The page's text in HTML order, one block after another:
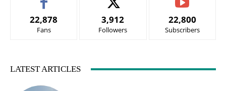
22,878
Fans
3,912
Followers
22,800
Subscribers
LATEST ARTICLES